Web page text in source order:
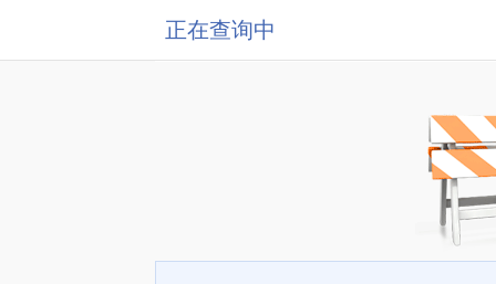
正在查询中